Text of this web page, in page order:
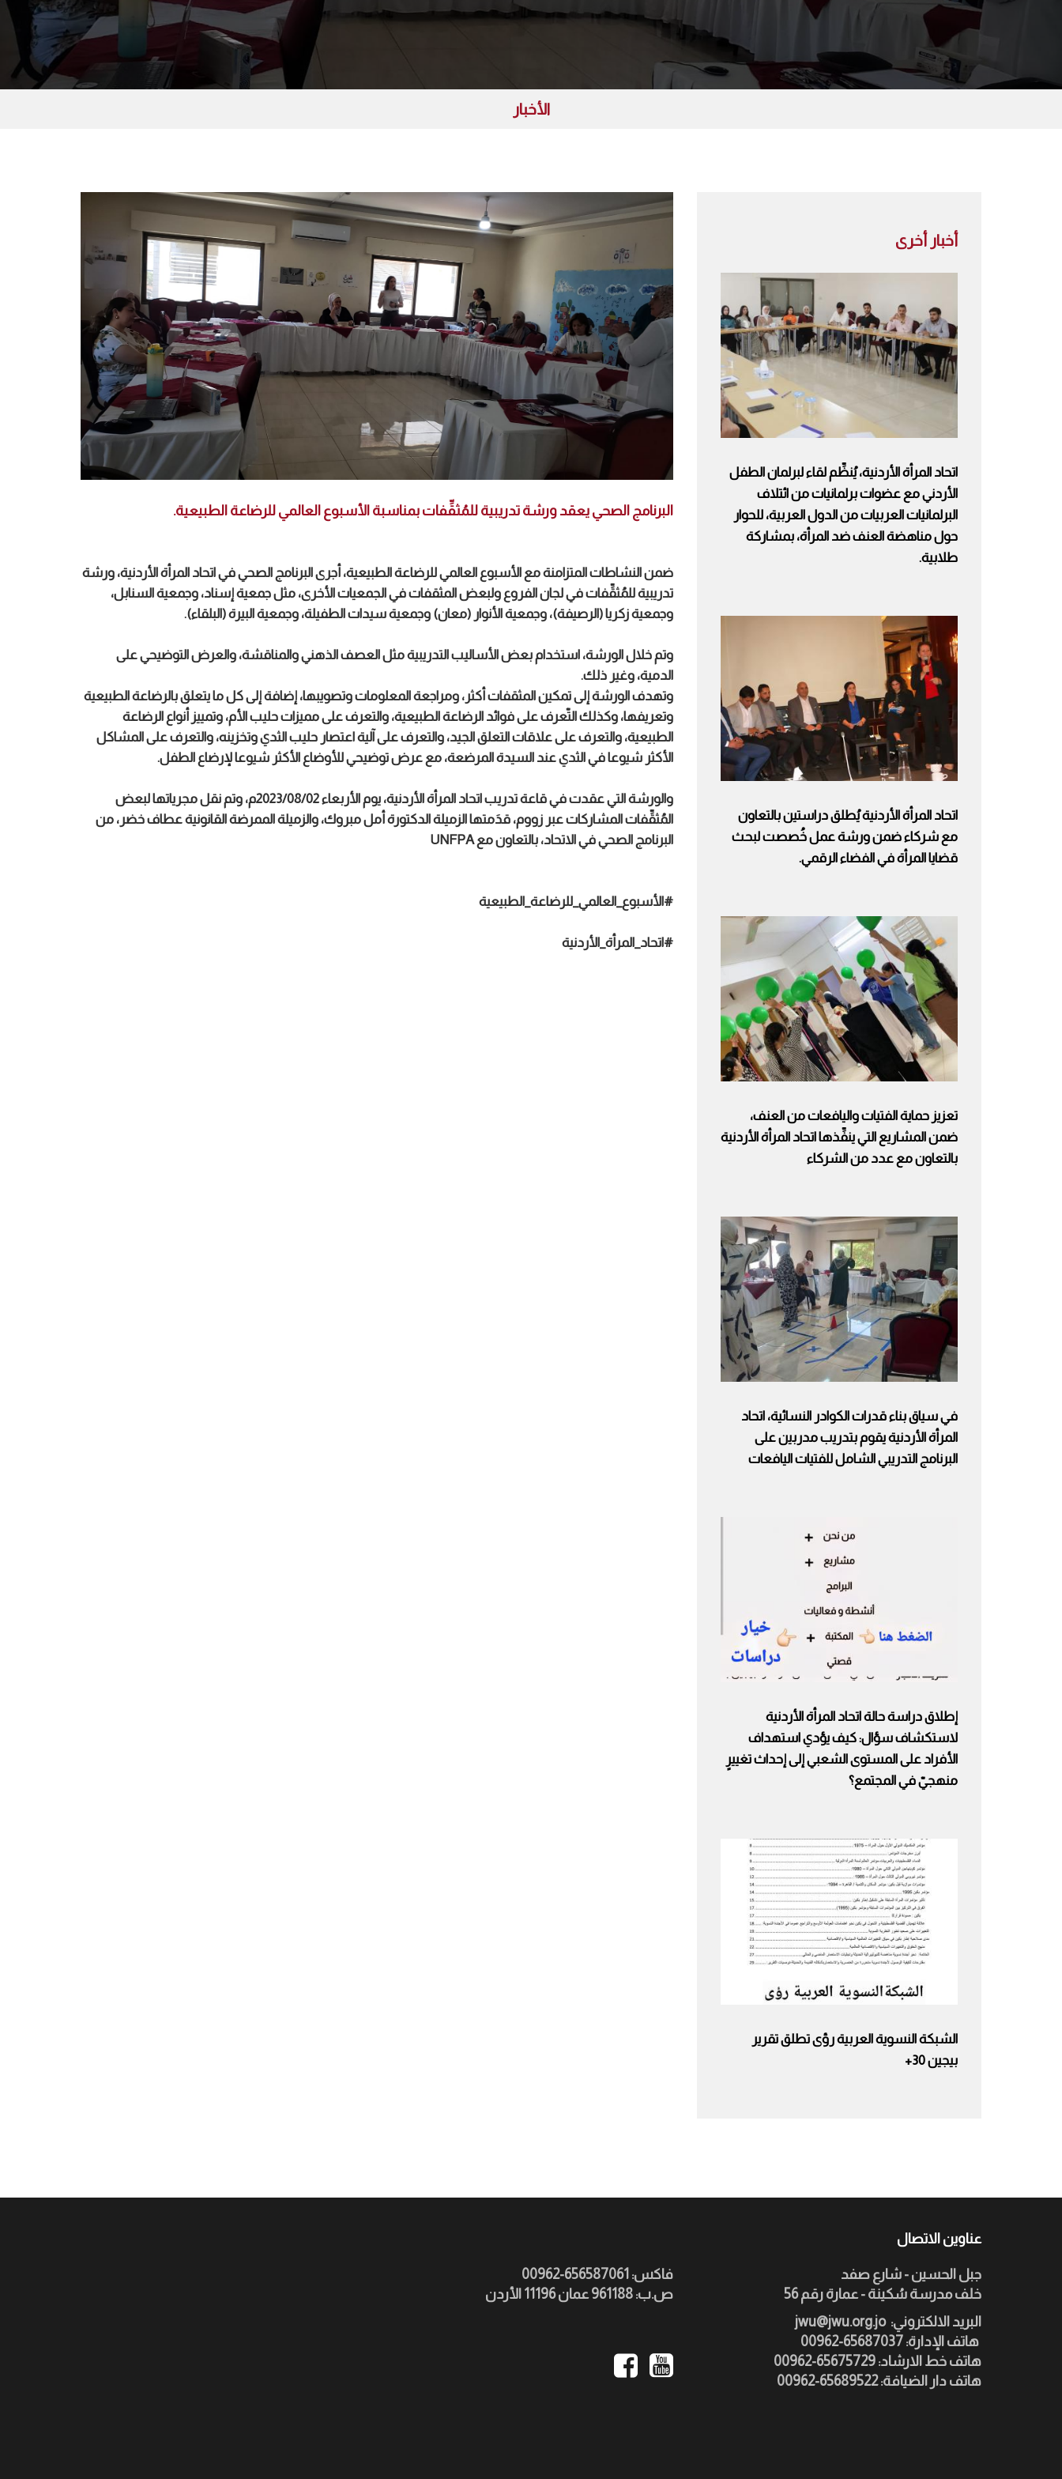
الأخبار
أخبار أخرى
اتحاد المرأة الأردنية، يُنظِّم لقاء لبرلمان الطفل
الأردني مع عضوات برلمانيات من ائتلاف
البرلمانيات العربيات من الدول العربية، للحوار
حول مناهضة العنف ضد المرأة، بمشاركة
طلابية.
اتحاد المرأة الأردنية يُطلق دراستين بالتعاون
مع شركاء ضمن ورشة عمل خُصصت لبحث
قضايا المرأة في الفضاء الرقمي.
تعزيز حماية الفتيات واليافعات من العنف،
ضمن المشاريع التي ينفِّذها اتحاد المرأة الأردنية
بالتعاون مع عدد من الشركاء
في سياق بناء قدرات الكوادر النسائية، اتحاد
المرأة الأردنية يقوم بتدرﯾب ﻣدرﺑﯾن على
البرنامج التدريبي الشامل للفتيات اليافعات
إطلاق دراسة حالة اتحاد المرأة الأردنية
لاستكشاف سؤال: كيف يؤدي استهداف
الأفراد على المستوى الشعبي إلى إحداث تغييرٍ
منهجيّ في المجتمع؟
الشبكة النسوية العربية رؤى تطلق تقرير
بيجين 30+
البرنامج الصحي يعقد ورشة تدريبية للمُثقِّفات بمناسبة الأسبوع العالمي للرضاعة الطبيعية.
ضمن النشاطات المتزامنة مع الأسبوع العالمي للرضاعة الطبيعية، أجرى البرنامج الصحي في اتحاد المرأة الأردنية، ورشة
تدريبية للمُثقِّفات في لجان الفروع ولبعض المثقفات في الجمعيات الأخرى، مثل جمعية إسناد، وجمعية السنابل،
وجمعية زكريا (الرصيفة)، وجمعية الأنوار (معان) وجمعية سيدات الطفيلة، وجمعية البيرة (البلقاء).
وتم خلال الورشة، استخدام بعض الأساليب التدريبية مثل العصف الذهني والمناقشة، والعرض التوضيحي على
الدمية، وغير ذلك.
وتهدف الورشة إلى تمكين المثقفات أكثر، ومراجعة المعلومات وتصويبها، إضافة إلى كل ما يتعلق بالرضاعة الطبيعية
وتعريفها، وكذلك التّعرف على فوائد الرضاعة الطبيعية، والتعرف على مميزات حليب الأم، وتمييز أنواع الرضاعة
الطبيعية، والتعرف على علاقات التعلق الجيد، والتعرف على آلية اعتصار حليب الثدي وتخزينه، والتعرف على المشاكل
الأكثر شيوعا في الثدي عند السيدة المرضعة، مع عرض توضيحي للأوضاع الأكثر شيوعا لإرضاع الطفل.
والورشة
التي عقدت في قاعة تدريب اتحاد المرأة الأردنية، يوم الأربعاء 2023/08/02م، وتم نقل مجرياتها لبعض
المُثقِّفات المشاركات عبر زووم، قدَمتها الزميلة الدكتورة أمل مبروك، والزميلة الممرضة القانونية عطاف خضر، من
البرنامج الصحي في الاتحاد، بالتعاون مع UNFPA
#الأسبوع_العالمي_للرضاعة_الطبيعية
#اتحاد_المرأة_الأردنية
عناوين الاتصال
جبل الحسين - شارع صفد
خلف مدرسة سُكينة - عمارة رقم 56
jwu@jwu.org.jo :البريد الالكتروني
هاتف خط الارشاد: 65675729-00962
هاتف دار الضيافة: 65689522-00962
فاكس: 656587061-00962
ص.ب: 961188 عمان 11196 الأردن